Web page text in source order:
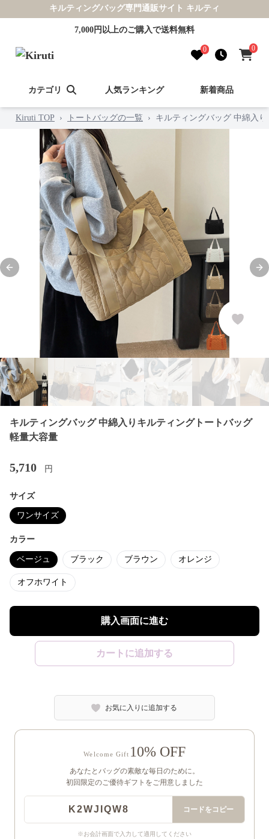
キルティングバッグ専門通販サイト キルティ
7,000円以上のご購入で送料無料
0 0
カテゴリ 人気ランキング 新着商品
Kiruti TOP › トートバッグの一覧 › キルティングバッグ 中綿入
Previous slide
キルティングバッグ 中綿入りキルティングトートバッグ
軽量大容量
5,710 円
サイズ
ワンサイズ
カラー
ベージュ ブラック ブラウン オレンジ
オフホワイト
購入画面に進む
カートに追加する
お気に入りに追加する
Welcome Gift 10% OFF
あなたとバッグの素敵な毎日のために。
初回限定のご優待ギフトをご用意しました
K2WJIQW8 コードをコピー
※お会計画面で入力して適用してください